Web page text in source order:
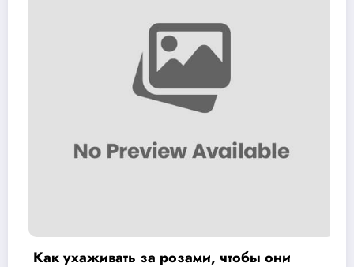
чтобы они
Как залить теплоноситель